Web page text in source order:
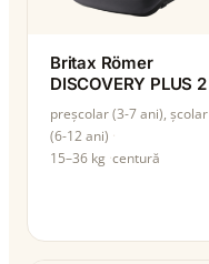
Britax Römer
DISCOVERY PLUS 2
preșcolar (3-7 ani), școlar
(6-12 ani)
15–36 kg centură